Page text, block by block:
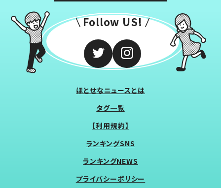
Follow US!
ほとせなニュースとは
タグ一覧
【利用規約】
ランキングSNS
ランキングNEWS
プライバシーポリシー